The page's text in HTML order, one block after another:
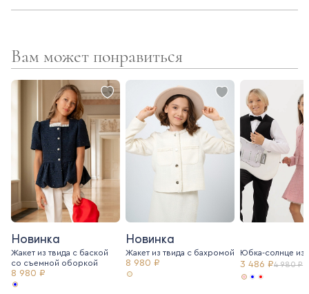
Вам может понравиться
Новинка
Жакет из твида с баской
со съемной оборкой
8 980 ₽
Новинка
Жакет из твида c бахромой
8 980 ₽
Юбка-солнце из
3 486 ₽4 980 ₽